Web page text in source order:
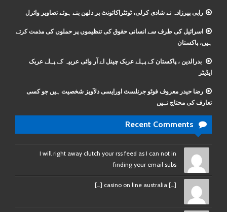
رابی پیرزادہ نے شادی کرلی، ٹوئٹراکائونٹ پر دلھن بنے ہوئے تصاویر وائرل
اسرائیل کی طرف سے انسانی حقوق کی تنظیموں پر حملوں کی مذمت کرتے
ہیں، پاکستان
بدرالدین ، پاکستان کے پہلے عربک چینل اے آر وائی عربیہ کے پہلے عربک
ایڈیٹر
رضا حیدر معروف فوٹو جرنلسٹ اورایسی دلآویز شخصیت ہیں جو کسی
تعارف کی محتاج نہیں
Recent Comments
I will right away clutch your rss feed as I can not in
finding your email subs
[…] casino on line australia […]